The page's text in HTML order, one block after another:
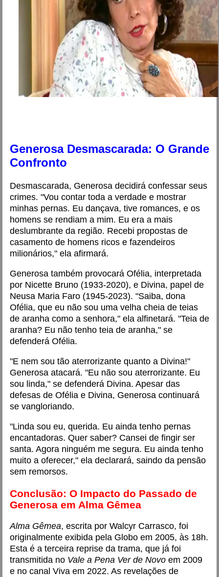
Generosa Desmascarada: O Grande
Confronto
Desmascarada, Generosa decidirá confessar seus
crimes. "Vou contar toda a verdade e mostrar
minhas pernas. Eu dançava, tive romances, e os
homens se rendiam a mim. Eu era a mais
deslumbrante da região. Recebi propostas de
casamento de homens ricos e fazendeiros
milionários," ela afirmará.
Generosa também provocará Ofélia, interpretada
por Nicette Bruno (1933-2020), e Divina, papel de
Neusa Maria Faro (1945-2023). "Saiba, dona
Ofélia, que eu não sou uma velha cheia de teias
de aranha como a senhora," ela alfinetará. "Teia de
aranha? Eu não tenho teia de aranha," se
defenderá Ofélia.
"E nem sou tão aterrorizante quanto a Divina!"
Generosa atacará. "Eu não sou aterrorizante. Eu
sou linda," se defenderá Divina. Apesar das
defesas de Ofélia e Divina, Generosa continuará
se vangloriando.
"Linda sou eu, querida. Eu ainda tenho pernas
encantadoras. Quer saber? Cansei de fingir ser
santa. Agora ninguém me segura. Eu ainda tenho
muito a oferecer," ela declarará, saindo da pensão
sem remorsos.
Conclusão: O Impacto do Passado de
Generosa em Alma Gêmea
Alma Gêmea, escrita por Walcyr Carrasco, foi
originalmente exibida pela Globo em 2005, às 18h.
Esta é a terceira reprise da trama, que já foi
transmitida no Vale a Pena Ver de Novo em 2009
e no canal Viva em 2022. As revelações de